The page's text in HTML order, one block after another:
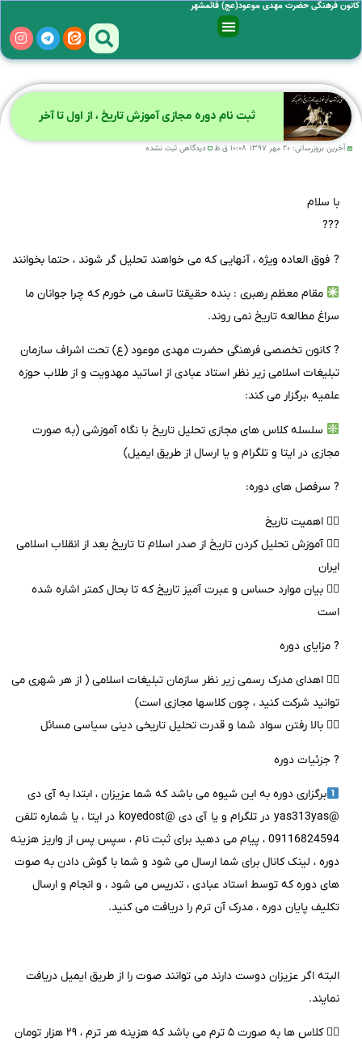
کانون فرهنگی حضرت مهدی موعود(عج) قائمشهر
ثبت نام دوره مجازی آموزش تاریخ ، از اول تا آخر
آخرین بروزرسانی: ۱۰:۰۸ ق.ظ دیدگاهی ثبت نشده
با سلام
???
? فوق العاده ویژه ، آنهایی که می خواهند تحلیل گر شوند ، حتما بخوانند
مقام معظم رهبری : بنده حقیقتا تاسف می خورم که چرا جوانان ما
سراغ مطالعه تاریخ نمی روند.
? کانون تخصصی فرهنگی حضرت مهدی موعود (ع) تحت اشراف سازمان
تبلیغات اسلامی زیر نظر استاد عبادی از اساتید مهدویت و از طلاب حوزه
علمیه ،برگزار می کند:
سلسله کلاس های مجازی تحلیل تاریخ با نگاه آموزشی (به صورت
مجازی در ایتا و تلگرام و یا ارسال از طریق ایمیل)
? سرفصل های دوره:
۱️⃣ اهمیت تاریخ
۲️⃣ آموزش تحلیل کردن تاریخ از صدر اسلام تا تاریخ بعد از انقلاب اسلامی
ایران
۳️⃣ بیان موارد حساس و عبرت آمیز تاریخ که تا بحال کمتر اشاره شده
است
? مزایای دوره
۱️⃣ اهدای مدرک رسمی زیر نظر سازمان تبلیغات اسلامی ( از هر شهری می
توانید شرکت کنید ، چون کلاسها مجازی است)
۲️⃣ بالا رفتن سواد شما و قدرت تحلیل تاریخی دینی سیاسی مسائل
? جزئیات دوره
برگزاری دوره به این شیوه می باشد که شما عزیزان ، ابتدا به آی دی
@yas313yas در تلگرام و یا آی دی @koyedost در ایتا ، یا شماره تلفن
09116824594 ، پیام می دهید برای ثبت نام ، سپس پس از واریز هزینه
دوره ، لینک کانال برای شما ارسال می شود و شما با گوش دادن به صوت
های دوره که توسط استاد عبادی ، تدریس می شود ، و انجام و ارسال
تکلیف پایان دوره ، مدرک آن ترم را دریافت می کنید.
البته اگر عزیزان دوست دارند می توانند صوت را از طریق ایمیل دریافت
نمایند.
۲️⃣ کلاس ها به صورت ۵ ترم می باشد که هزینه هر ترم ، ۲۹ هزار تومان